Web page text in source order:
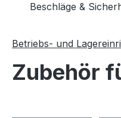
Beschläge &
Betriebs- und
Zubehör